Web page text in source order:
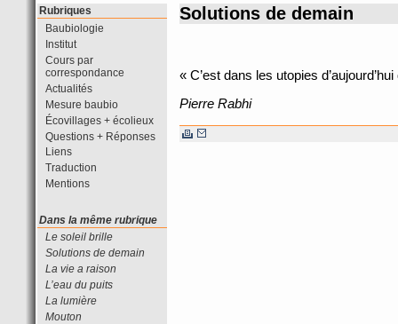
Solutions de demain
« C’est dans les utopies
Pierre Rabhi
Rubriques
Baubiologie
Institut
Cours par
correspondance
Actualités
Mesure baubio
Écovillages + écolieux
Questions + Réponses
Liens
Traduction
Mentions
Dans la même rubrique
Le soleil brille
Solutions de demain
La vie a raison
L’eau du puits
La lumière
Mouton